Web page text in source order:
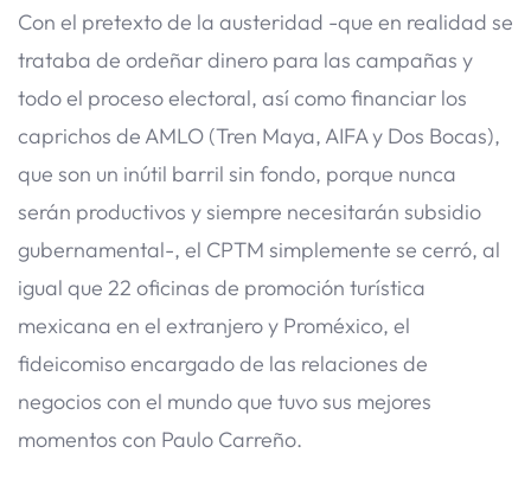
Con el pretexto de la austeridad -que en realidad se
trataba de ordeñar dinero para las campañas y
todo el proceso electoral, así como financiar los
caprichos de AMLO (Tren Maya, AIFA y Dos Bocas),
que son un inútil barril sin fondo, porque nunca
serán productivos y siempre necesitarán subsidio
gubernamental-, el CPTM simplemente se cerró, al
igual que 22 oficinas de promoción turística
mexicana en el extranjero y Proméxico, el
fideicomiso encargado de las relaciones de
negocios con el mundo que tuvo sus mejores
momentos con Paulo Carreño.